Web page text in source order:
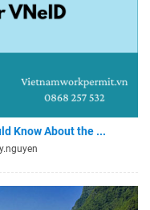
Know About the ...